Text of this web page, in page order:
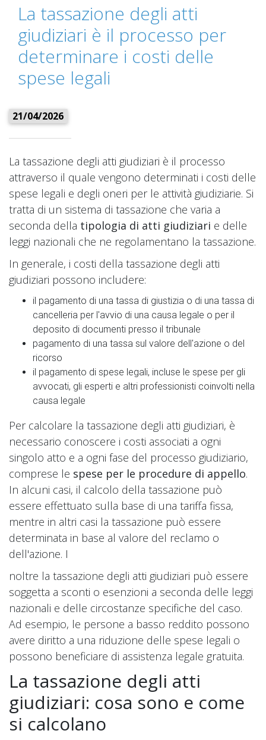
La tassazione degli atti
giudiziari è il processo per
determinare i costi delle
spese legali
21/04/2026
La tassazione degli atti giudiziari è il processo
attraverso il quale vengono determinati i costi delle
spese legali e degli oneri per le attività giudiziarie. Si
tratta di un sistema di tassazione che varia a
seconda della tipologia di atti giudiziari e delle
leggi nazionali che ne regolamentano la tassazione.
In generale, i costi della tassazione degli atti
giudiziari possono includere:
il pagamento di una tassa di giustizia o di una tassa di
cancelleria per l'avvio di una causa legale o per il
deposito di documenti presso il tribunale
pagamento di una tassa sul valore dell'azione o del
ricorso
il pagamento di spese legali, incluse le spese per gli
avvocati, gli esperti e altri professionisti coinvolti nella
causa legale
Per calcolare la tassazione degli atti giudiziari, è
necessario conoscere i costi associati a ogni
singolo atto e a ogni fase del processo giudiziario,
comprese le spese per le procedure di appello.
In alcuni casi, il calcolo della tassazione può
essere effettuato sulla base di una tariffa fissa,
mentre in altri casi la tassazione può essere
determinata in base al valore del reclamo o
dell'azione. I
noltre la tassazione degli atti giudiziari può essere
soggetta a sconti o esenzioni a seconda delle leggi
nazionali e delle circostanze specifiche del caso.
Ad esempio, le persone a basso reddito possono
avere diritto a una riduzione delle spese legali o
possono beneficiare di assistenza legale gratuita.
La tassazione degli atti
giudiziari: cosa sono e come
si calcolano